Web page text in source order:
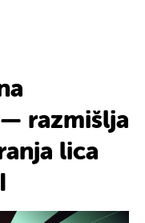
razmišlja
lica